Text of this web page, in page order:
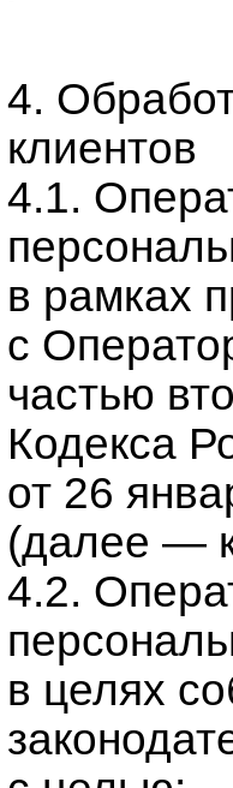
4.
клиентов
4.1.
в рамках
с
частью
Кодекса
от 26
(далее —
4.2.
в целях